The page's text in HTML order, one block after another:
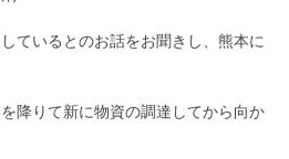
ているとのお話をお聞きし、熊本に
降りて新に物資の調達してから向か